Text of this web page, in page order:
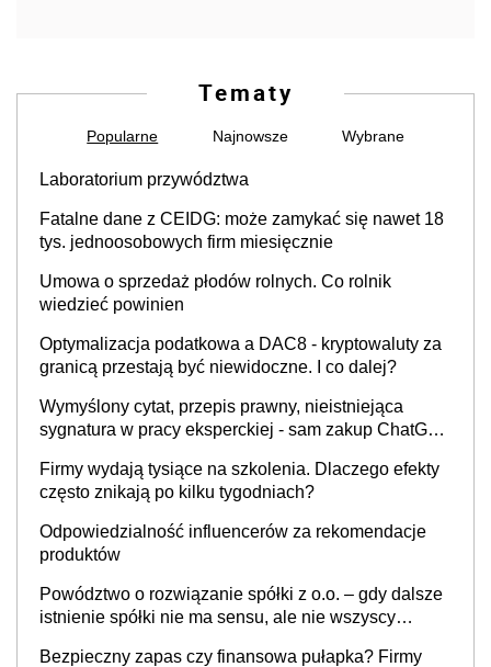
Tematy
Popularne Najnowsze Wybrane
Laboratorium przywództwa
Fatalne dane z CEIDG: może zamykać się nawet 18
tys. jednoosobowych firm miesięcznie
Umowa o sprzedaż płodów rolnych. Co rolnik
wiedzieć powinien
Optymalizacja podatkowa a DAC8 - kryptowaluty za
granicą przestają być niewidoczne. I co dalej?
Wymyślony cytat, przepis prawny, nieistniejąca
sygnatura w pracy eksperckiej - sam zakup ChatGPT
Firmy wydają tysiące na szkolenia. Dlaczego efekty
często znikają po kilku tygodniach?
Odpowiedzialność influencerów za rekomendacje
produktów
Powództwo o rozwiązanie spółki z o.o. – gdy dalsze
istnienie spółki nie ma sensu, ale nie wszyscy
Bezpieczny zapas czy finansowa pułapka? Firmy